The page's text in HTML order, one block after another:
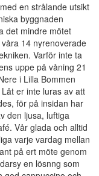
en strålande utsikt
byggnaden
det mindre mötet
14 nyrenoverade
Varför inte ta
uppe på våning 21
i Lilla Bommen
er inte luras av att
för på insidan har
den ljusa, luftiga
Vår glada och alltid
varje vardag mellan
på ert möte genom
en lösnng som